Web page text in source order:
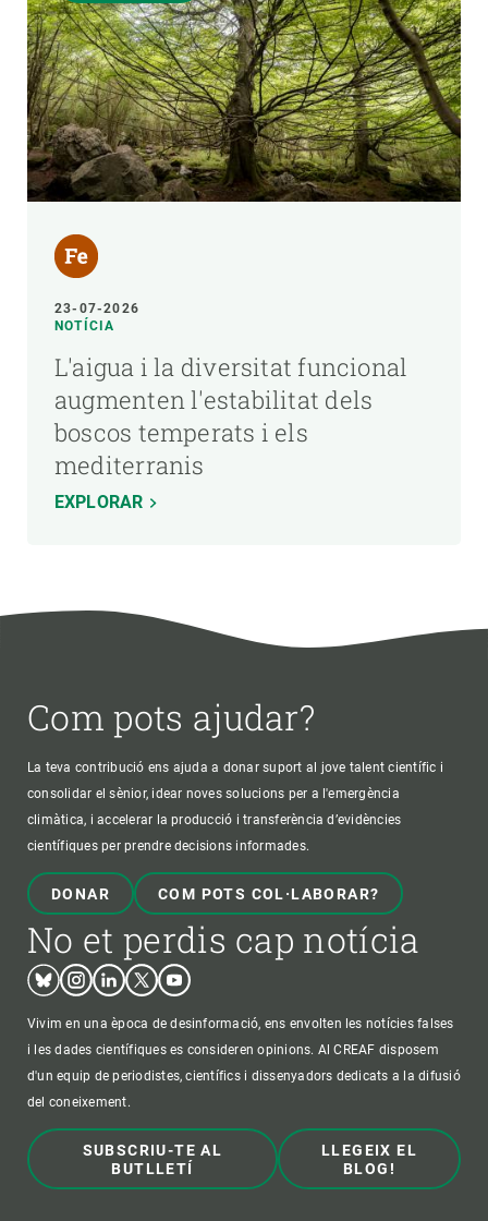
23-07-2026
NOTÍCIA
L'aigua i la diversitat funcional
augmenten l'estabilitat dels
boscos temperats i els
mediterranis
EXPLORAR
Com pots ajudar?
La teva contribució ens ajuda a donar suport al jove talent científic i
consolidar el sènior, idear noves solucions per a l'emergència
climàtica, i accelerar la producció i transferència d’evidències
científiques per prendre decisions informades.
DONAR COM POTS COL·LABORAR?
No et perdis cap notícia
BlueskyInstagram
LinkedinTwitterYoutube
Vivim en una època de desinformació, ens envolten les notícies falses
i les dades científiques es consideren opinions. Al CREAF disposem
d'un equip de periodistes, científics i dissenyadors dedicats a la difusió
del coneixement.
SUBSCRIU-TE AL
BUTLLETÍ
LLEGEIX EL
BLOG!